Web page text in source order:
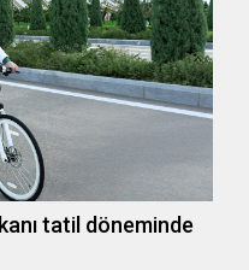
tatil döneminde